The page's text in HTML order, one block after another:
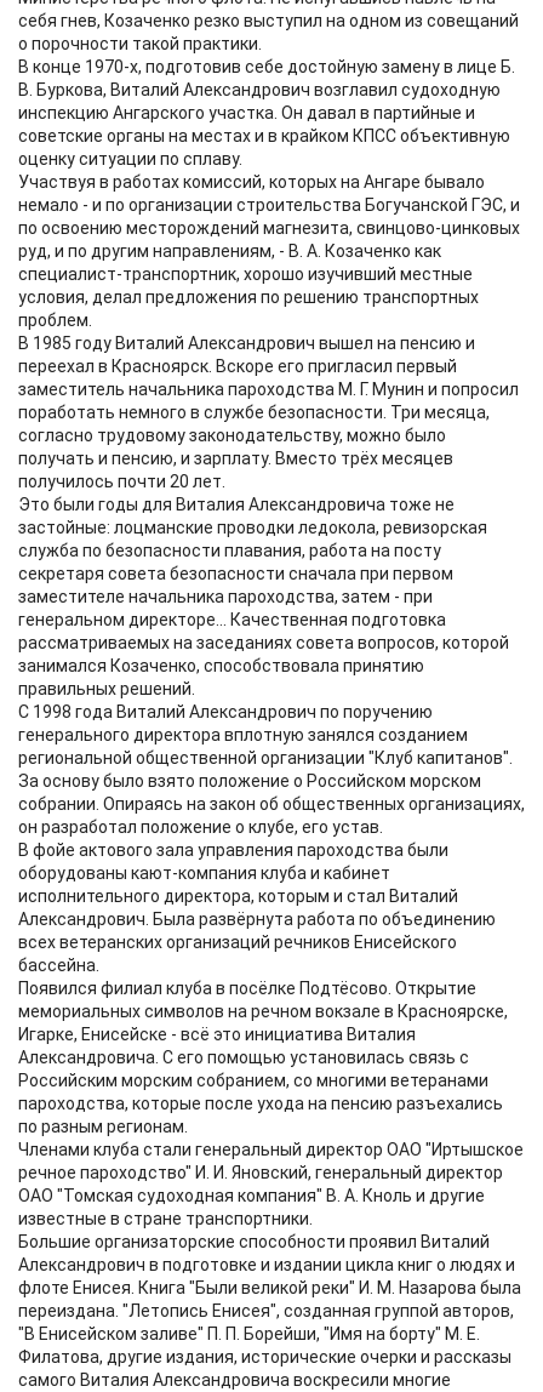
себя гнев, Козаченко резко выступил на одном из совещаний
о порочности такой практики.
В конце 1970-х, подготовив себе достойную замену в лице Б.
В. Буркова, Виталий Александрович возглавил судоходную
инспекцию Ангарского участка. Он давал в партийные и
советские органы на местах и в крайком КПСС объективную
оценку ситуации по сплаву.
Участвуя в работах комиссий, которых на Ангаре бывало
немало - и по организации строительства Богучанской ГЭС, и
по освоению месторождений магнезита, свинцово-цинковых
руд, и по другим направлениям, - В. А. Козаченко как
специалист-транспортник, хорошо изучивший местные
условия, делал предложения по решению транспортных
проблем.
В 1985 году Виталий Александрович вышел на пенсию и
переехал в Красноярск. Вскоре его пригласил первый
заместитель начальника пароходства М. Г. Мунин и попросил
поработать немного в службе безопасности. Три месяца,
согласно трудовому законодательству, можно было
получать и пенсию, и зарплату. Вместо трёх месяцев
получилось почти 20 лет.
Это были годы для Виталия Александровича тоже не
застойные: лоцманские проводки ледокола, ревизорская
служба по безопасности плавания, работа на посту
секретаря совета безопасности сначала при первом
заместителе начальника пароходства, затем - при
генеральном директоре... Качественная подготовка
рассматриваемых на заседаниях совета вопросов, которой
занимался Козаченко, способствовала принятию
правильных решений.
С 1998 года Виталий Александрович по поручению
генерального директора вплотную занялся созданием
региональной общественной организации "Клуб капитанов".
За основу было взято положение о Российском морском
собрании. Опираясь на закон об общественных организациях,
он разработал положение о клубе, его устав.
В фойе актового зала управления пароходства были
оборудованы кают-компания клуба и кабинет
исполнительного директора, которым и стал Виталий
Александрович. Была развёрнута работа по объединению
всех ветеранских организаций речников Енисейского
бассейна.
Появился филиал клуба в посёлке Подтёсово. Открытие
мемориальных символов на речном вокзале в Красноярске,
Игарке, Енисейске - всё это инициатива Виталия
Александровича. С его помощью установилась связь с
Российским морским собранием, со многими ветеранами
пароходства, которые после ухода на пенсию разъехались
по разным регионам.
Членами клуба стали генеральный директор ОАО "Иртышское
речное пароходство" И. И. Яновский, генеральный директор
ОАО "Томская судоходная компания" В. А. Кноль и другие
известные в стране транспортники.
Большие организаторские способности проявил Виталий
Александрович в подготовке и издании цикла книг о людях и
флоте Енисея. Книга "Были великой реки" И. М. Назарова была
переиздана. "Летопись Енисея", созданная группой авторов,
"В Енисейском заливе" П. П. Борейши, "Имя на борту" М. Е.
Филатова, другие издания, исторические очерки и рассказы
самого Виталия Александровича воскресили многие